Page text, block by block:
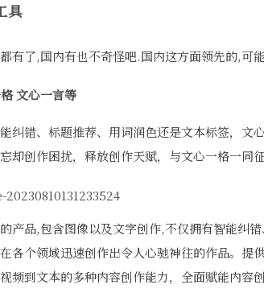
具
有了,国内有也不奇怪吧.国内这方面领先的,可
文心一言等
纠错、标题推荐、用词润色还是文本标签，文
却创作困扰，释放创作天赋，与文心一格一同
产品,包含图像以及文字创作,不仅拥有智能纠
各个领域迅速创作出令人心驰神往的作品。
频到文本的多种内容创作能力，全面赋能内容